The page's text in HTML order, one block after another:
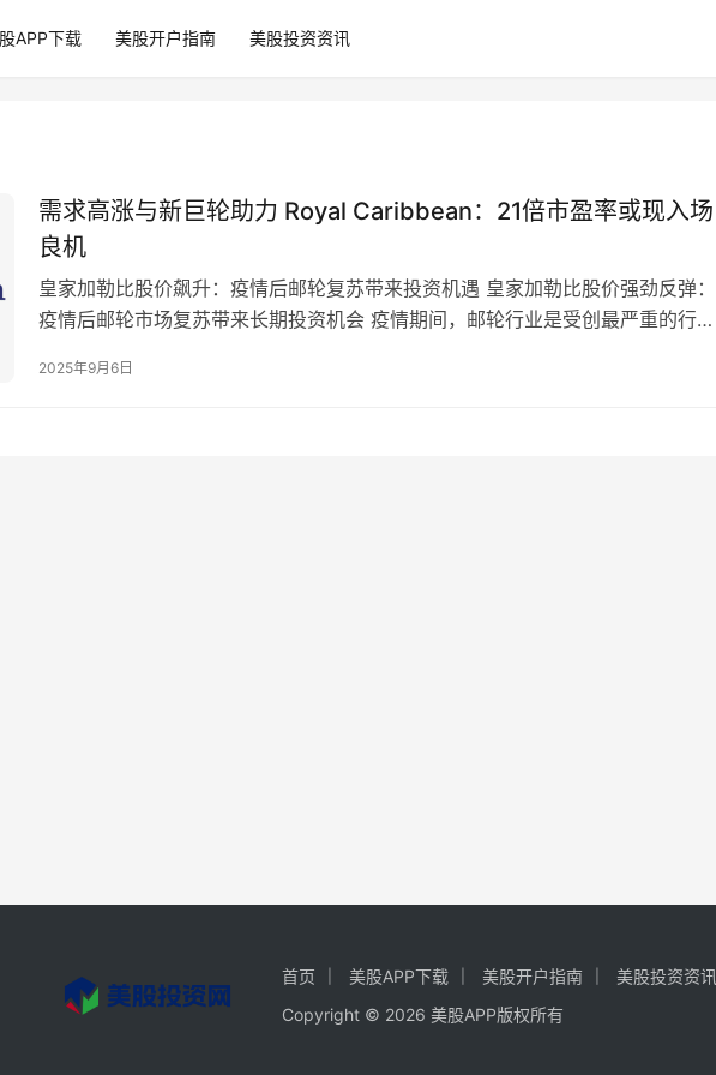
APP下载 美股开户指南 美股投资资讯
需求高涨与新巨轮助力 Royal Caribbean：21倍市盈率或现入场
良机
皇家加勒比股价飙升：疫情后邮轮复苏带来投资机遇 皇家加勒比股价强劲反弹：
疫情后邮轮市场复苏带来长期投资机会 疫情期间，邮轮行业是受创最严重的行业
2025年9月6日
首页 美股APP下载 美股开户指南
美股投资资讯
Copyright © 2026 美股APP版权所有